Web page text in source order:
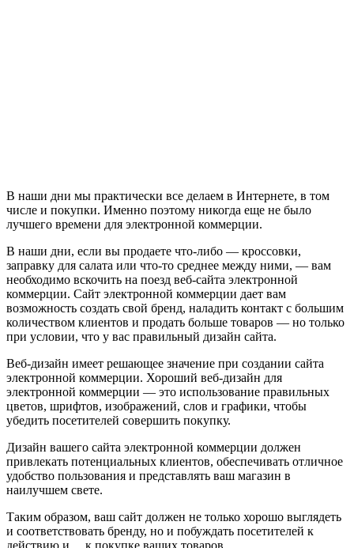
В наши дни мы практически все делаем в Интернете, в том
числе и покупки. Именно поэтому никогда еще не было
лучшего времени для электронной коммерции.
В наши дни, если вы продаете что-либо — кроссовки,
заправку для салата или что-то среднее между ними, — вам
необходимо вскочить на поезд веб-сайта электронной
коммерции. Сайт электронной коммерции дает вам
возможность создать свой бренд, наладить контакт с большим
количеством клиентов и продать больше товаров — но только
при условии, что у вас правильный дизайн сайта.
Веб-дизайн имеет решающее значение при создании сайта
электронной коммерции. Хороший веб-дизайн для
электронной коммерции — это использование правильных
цветов, шрифтов, изображений, слов и графики, чтобы
убедить посетителей совершить покупку.
Дизайн вашего сайта электронной коммерции должен
привлекать потенциальных клиентов, обеспечивать отличное
удобство пользования и представлять ваш магазин в
наилучшем свете.
Таким образом, ваш сайт должен не только хорошо выглядеть
и соответствовать бренду, но и побуждать посетителей к
действию и… к покупке ваших товаров.